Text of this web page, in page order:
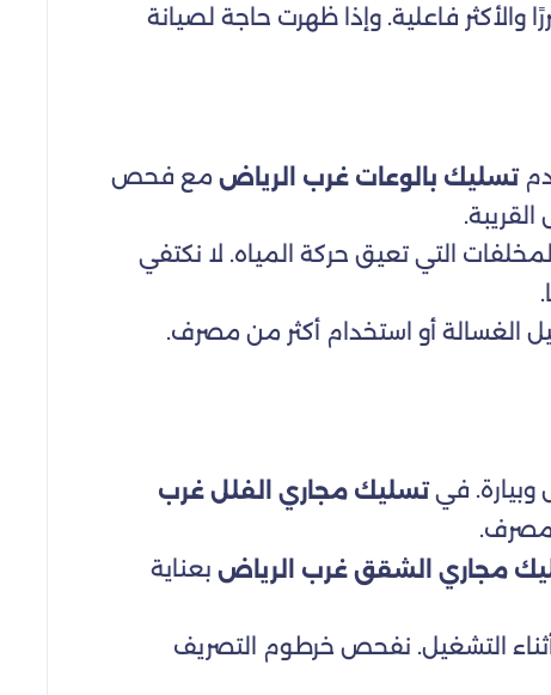
والأكثر فاعلية. وإذا ظهرت حاجة لصيانة
تسليك بالوعات غرب الرياض مع فحص
التي تعيق حركة المياه. لا نكتفي
الغسالة أو استخدام أكثر من مصرف.
فيتسليك مجاري الفلل غرب
مصرف.
مجاري الشقق غرب الرياض بعناية
التشغيل. نفحص خرطوم التصريف